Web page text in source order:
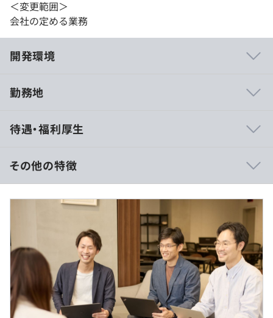
＜変更範囲＞
会社の定める業務
開発環境
タック/エキスパート集団』となるべく、フルスタックエ
証を中心に注力している部門、技術力だけではなくプロジ
ェクトマネジメント、ビジネススキル、顧客の業界・業務
理解した専門性を強化し、顧客への価値提供をミッション
とすることで、"より上流工程から幅広く関与する取り組
み"を推進して部門があり、個人のキャリア志向に合わせ
た成長が可能です。
【スマートホテルソリューション「Resort Cloud」】
勤務地
待遇・福利厚生
月額（基本給）：339,034円～462,400円
固定残業手当/月：119,300円～238,500円（固定残業時間
超過した時間外労働の残業手当は追加支給
（※想定年収は年収提示額を保証するものではありません）
その他の特徴